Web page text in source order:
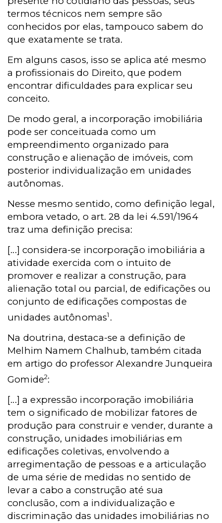
termos técnicos nem sempre são
conhecidos por elas, tampouco sabem do
que exatamente se trata.
Em alguns casos, isso se aplica até mesmo
a profissionais do Direito, que podem
encontrar dificuldades para explicar seu
conceito.
De modo geral, a incorporação imobiliária
pode ser conceituada como um
empreendimento organizado para
construção e alienação de imóveis, com
posterior individualização em unidades
autônomas.
Nesse mesmo sentido, como definição legal,
embora vetado, o art. 28 da lei 4.591/1964
traz uma definição precisa:
[...] considera-se incorporação imobiliária a
atividade exercida com o intuito de
promover e realizar a construção, para
alienação total ou parcial, de edificações ou
conjunto de edificações compostas de
unidades autônomas1 .
Na doutrina, destaca-se a definição de
Melhim Namem Chalhub, também citada
em artigo do professor Alexandre Junqueira
Gomide2:
[...] a expressão incorporação imobiliária
tem o significado de mobilizar fatores de
produção para construir e vender, durante a
construção, unidades imobiliárias em
edificações coletivas, envolvendo a
arregimentação de pessoas e a articulação
de uma série de medidas no sentido de
levar a cabo a construção até sua
conclusão, com a individualização e
discriminação das unidades imobiliárias no